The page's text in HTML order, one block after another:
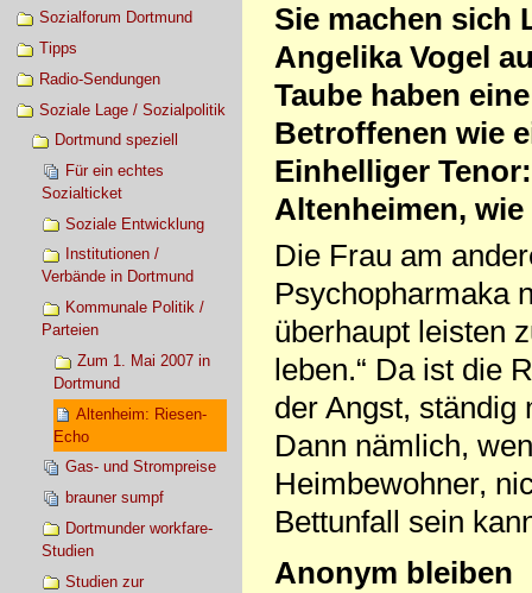
Sozialforum Dortmund
Tipps
Radio-Sendungen
Soziale Lage / Sozialpolitik
Dortmund speziell
Für ein echtes
Sozialticket
Soziale Entwicklung
Institutionen /
Verbände in Dortmund
Kommunale Politik /
Parteien
Zum 1. Mai 2007 in
Dortmund
Altenheim: Riesen-
Echo
Gas- und Strompreise
brauner sumpf
Dortmunder workfare-
Studien
Studien zur
Sie machen sich
Angelika Vogel
Taube haben
Betroffenen wie
Einhelliger
Altenheimen,
Die Frau am
Psychopharmaka
überhaupt leisten
leben.“ Da ist die
der Angst, ständig
Dann nämlich,
Heimbewohner,
Bettunfall sein
Anonym bleiben